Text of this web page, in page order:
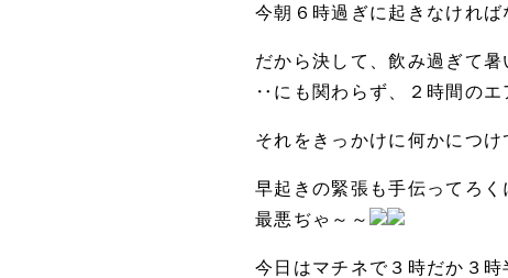
今朝６時過ぎに起きなけれ
だから決して、飲み過ぎて
‥にも関わらず、２時間のエ
それをきっかけに何かにつけ
早起きの緊張も手伝ってろ
最悪ぢゃ～～
今日はマチネで３時だか３